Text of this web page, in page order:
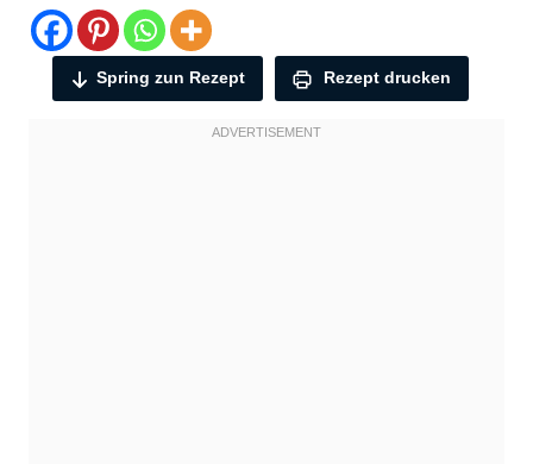
Spring zun Rezept Rezept drucken